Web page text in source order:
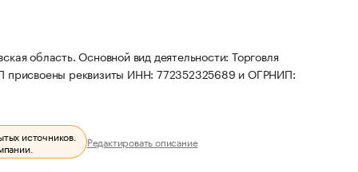
область. Основной вид деятельности: Торговля
присвоены реквизиты ИНН: 772352325689 и ОГРНИП:
источников.
Редактировать описание